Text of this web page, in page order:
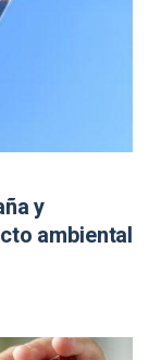
y
ambiental